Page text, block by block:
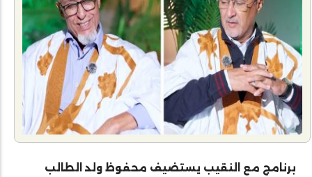
برنامج مع النقيب يستضيف محفوظ ولد الطالب